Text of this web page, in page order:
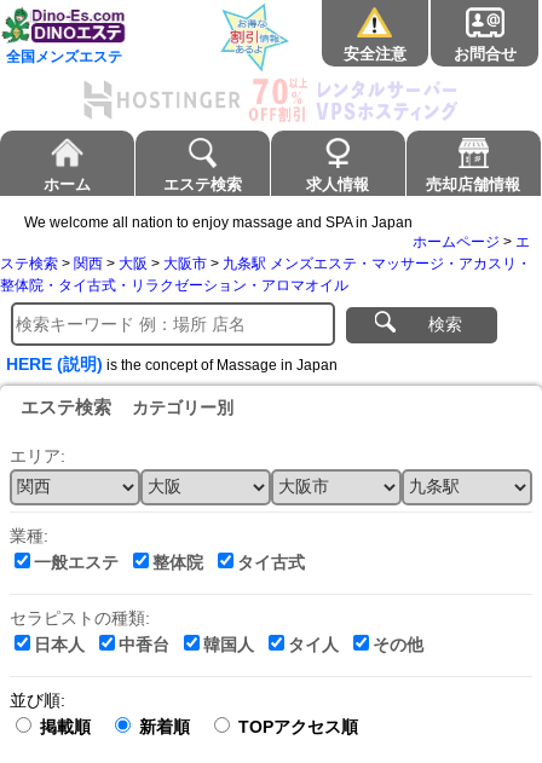
全国メンズエステ 安全注意 お問合せ
ホーム エステ検索 求人情報 売却店舗情報
We welcome all nation to enjoy massage and SPA in Japan
ホームページ > エ
ステ検索 > 関西 > 大阪 > 大阪市 > 九条駅 メンズエステ・マッサージ・アカスリ・
整体院・タイ古式・リラクゼーション・アロマオイル
検索
HERE (説明) is the concept of Massage in Japan
エステ検索 カテゴリー別
エリア:
業種:
一般エステ
整体院 タイ古式
セラピストの種類:
日本人
中香台 韓国人 タイ人 その他
並び順:
掲載順
新着順 TOPアクセス順